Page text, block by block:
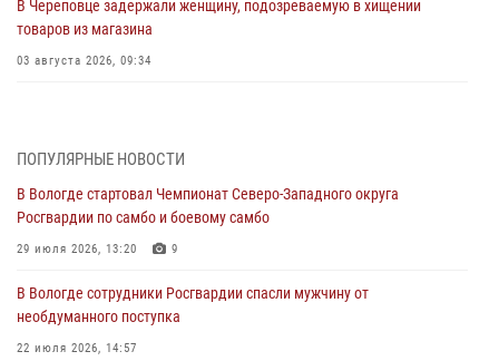
В Череповце задержали женщину, подозреваемую в хищении
товаров из магазина
03 августа 2026, 09:34
самбо
ЗА МИНУВШУЮ НЕДЕЛЮ СОТРУДНИКАМИ ВНЕВЕДОМСТВЕННОЙ
ОХРАНЫ РОСГВАРДИИ В ВОЛОГОДСКОЙ ОБЛАСТИ ЗАДЕРЖАНО 23
02 августа 2026, 10:37
Росгвардейцы в г. Соколе задержали несовершеннолетнего
ПОПУЛЯРНЫЕ НОВОСТИ
В Вологде стартовал Чемпионат Северо-Западного округа
Росгвардии по самбо и боевому самбо
29 июля 2026, 13:20 9
В Вологде сотрудники Росгвардии спасли мужчину от
необдуманного поступка
22 июля 2026, 14:57